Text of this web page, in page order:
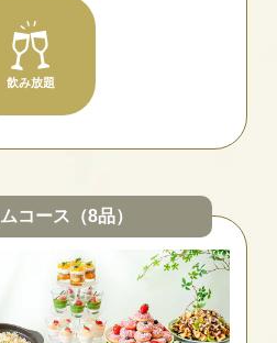
飲み放題
コース（8品）